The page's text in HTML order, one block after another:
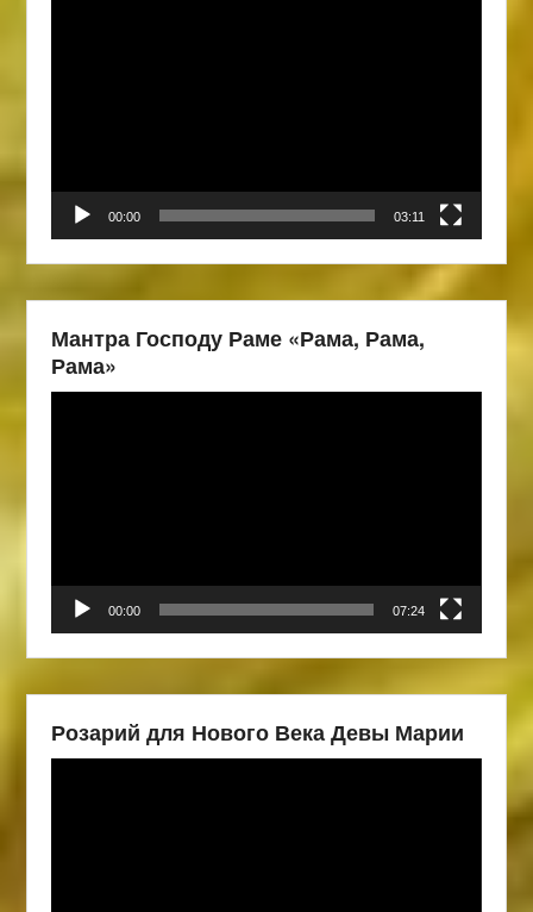
00:00 03:11
Мантра Господу Раме «Рама, Рама,
Рама»
00:00 07:24
Розарий для Нового Века Девы Марии